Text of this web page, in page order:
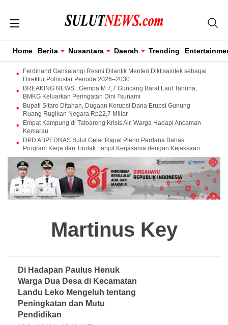
Home Berita Nusantara Daerah Trending
Ferdinand Gansalangi Resmi Dilantik Menteri Diktisaintek sebagai
Direktur Polnustar Periode 2026–2030
BREAKING NEWS : Gempa M 7,7 Guncang Barat Laut Tahuna,
BMKG Keluarkan Peringatan Dini Tsunami
Bupati Sitaro Ditahan, Dugaan Korupsi Dana Erupsi Gunung
Ruang Rugikan Negara Rp22,7 Miliar
Empat Kampung di Tatoareng Krisis Air, Warga Hadapi Ancaman
Kemarau
DPD ABPEDNAS Sulut Gelar Rapat Pleno Perdana Bahas
Program Kerja dan Tindak Lanjut Kerjasama dengan Kejaksaan
Martinus Key
Di Hadapan Paulus Henuk
Warga Dua Desa di Kecamatan
Landu Leko Mengeluh tentang
Peningkatan dan Mutu
Pendidikan